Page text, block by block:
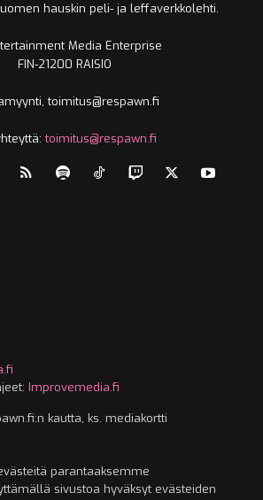
hauskin peli- ja leffaverkkolehti.
Media Enterprise
FIN-21200 RAISIO
toimitus@respawn.fi
toimitus@respawn.fi
Improvemedia.fi
kautta, ks. mediakortti
parantaaksemme
sivustoa hyväksyt evästeiden